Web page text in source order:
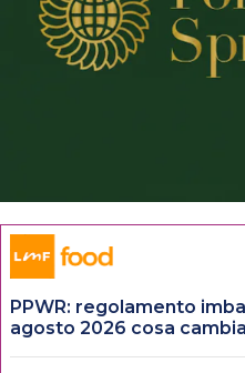
PPWR: regolamento
agosto 2026 cosa cambia